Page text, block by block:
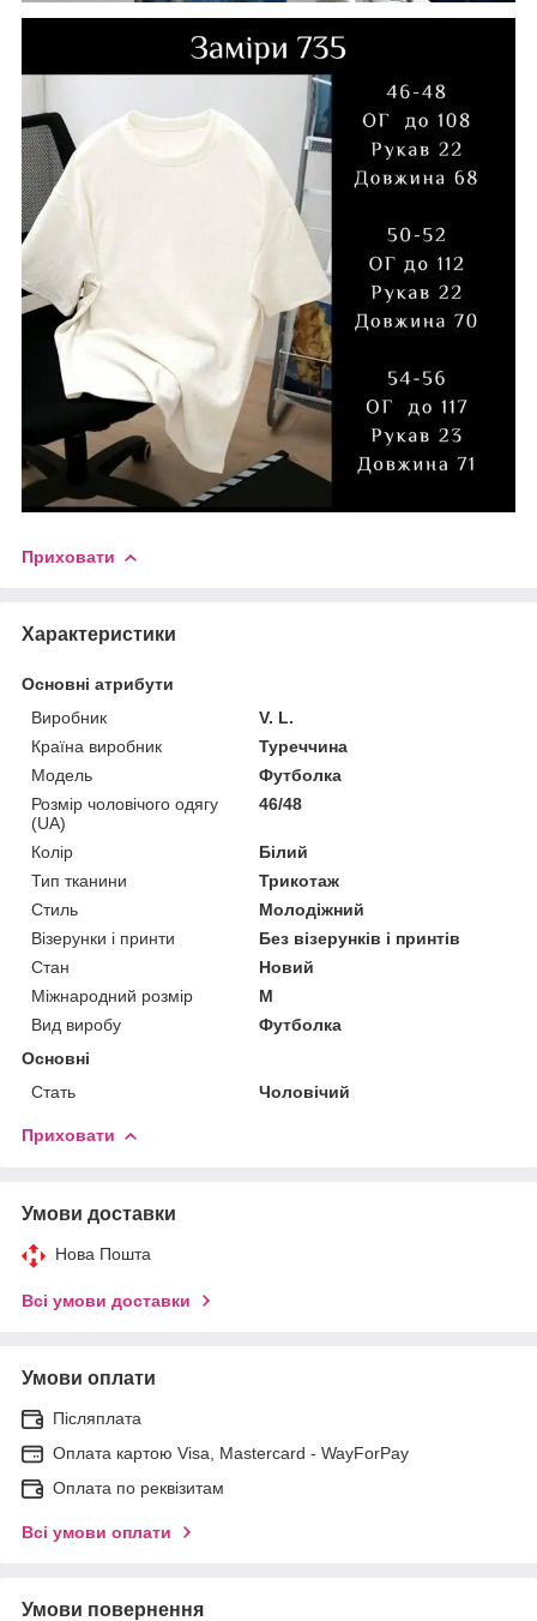
Приховати
Характеристики
Основні атрибути
Виробник
V. L.
Країна виробник
Туреччина
Модель
Футболка
Розмір чоловічого одягу
(UA)
46/48
Колір
Білий
Тип тканини
Трикотаж
Стиль
Молодіжний
Візерунки і принти
Без візерунків і принтів
Стан
Новий
Міжнародний розмір
M
Вид виробу
Футболка
Основні
Стать
Чоловічий
Приховати
Умови доставки
Нова Пошта
Всі умови доставки
Умови оплати
Післяплата
Оплата картою Visa, Mastercard - WayForPay
Оплата по реквізитам
Всі умови оплати
Умови повернення